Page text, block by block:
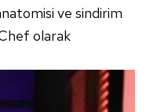
ve sindirim
olarak